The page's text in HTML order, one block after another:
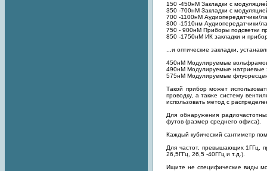
150 -450нМ Закладки с
350 -700нМ Закладки с
700 -1100нМ Аудиопередатчики/
800 -1510нм Аудиопередатчики/
750 - 900нМ Приборы подсветки
850 -1750нМ ИК закладки и
...и оптические закладки,
450нМ Модулируемые
490нМ Модулируемые натриевые
575нМ Модулируемые
Такой прибор может
проводку, а также систему
использовать метод с
Для обнаружения
футов (размер среднего офиса).
Каждый кубический сантиметр
Для частот, превышающих 1ГГц,
26,5ГГц, 26,5 -40ГГц и т.д.).
Ищите не специфические виды